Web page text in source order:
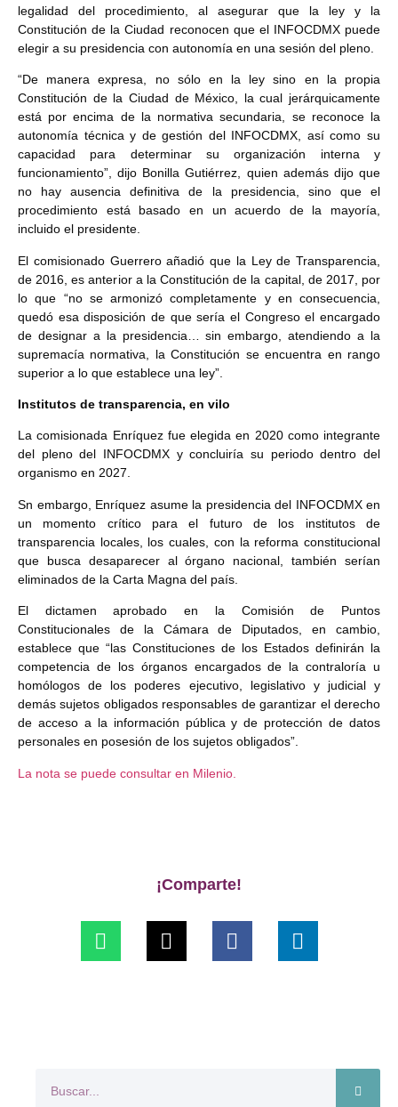
legalidad del procedimiento, al asegurar que la ley y la
Constitución de la Ciudad reconocen que el INFOCDMX puede
elegir a su presidencia con autonomía en una sesión del pleno.
“De manera expresa, no sólo en la ley sino en la propia
Constitución de la Ciudad de México, la cual jerárquicamente
está por encima de la normativa secundaria, se reconoce la
autonomía técnica y de gestión del INFOCDMX, así como su
capacidad para determinar su organización interna y
funcionamiento”, dijo Bonilla Gutiérrez, quien además dijo que
no hay ausencia definitiva de la presidencia, sino que el
procedimiento está basado en un acuerdo de la mayoría,
incluido el presidente.
El comisionado Guerrero añadió que la Ley de Transparencia,
de 2016, es anterior a la Constitución de la capital, de 2017, por
lo que “no se armonizó completamente y en consecuencia,
quedó esa disposición de que sería el Congreso el encargado
de designar a la presidencia… sin embargo, atendiendo a la
supremacía normativa, la Constitución se encuentra en rango
superior a lo que establece una ley”.
Institutos de transparencia, en vilo
La comisionada Enríquez fue elegida en 2020 como integrante
del pleno del INFOCDMX y concluiría su periodo dentro del
organismo en 2027.
Sn embargo, Enríquez asume la presidencia del INFOCDMX en
un momento crítico para el futuro de los institutos de
transparencia locales, los cuales, con la reforma constitucional
que busca desaparecer al órgano nacional, también serían
eliminados de la Carta Magna del país.
El dictamen aprobado en la Comisión de Puntos
Constitucionales de la Cámara de Diputados, en cambio,
establece que “las Constituciones de los Estados definirán la
competencia de los órganos encargados de la contraloría u
homólogos de los poderes ejecutivo, legislativo y judicial y
demás sujetos obligados responsables de garantizar el derecho
de acceso a la información pública y de protección de datos
personales en posesión de los sujetos obligados”.
La nota se puede consultar en Milenio.
¡Comparte!